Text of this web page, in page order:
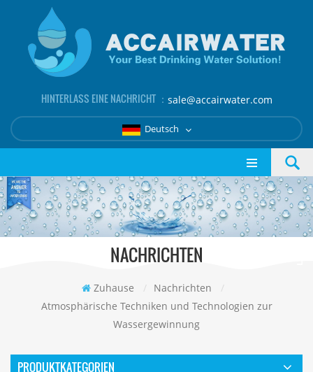
HINTERLASS EINE NACHRICHT ： sale@accairwater.com
Deutsch
NACHRICHTEN
Zuhause / Nachrichten
/
Atmosphärische Techniken und Technologien zur
Wassergewinnung
PRODUKTKATEGORIEN